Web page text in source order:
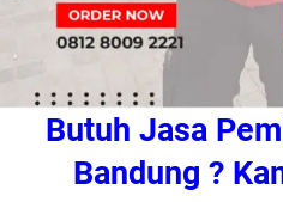
Butuh Jasa
Bandung ?